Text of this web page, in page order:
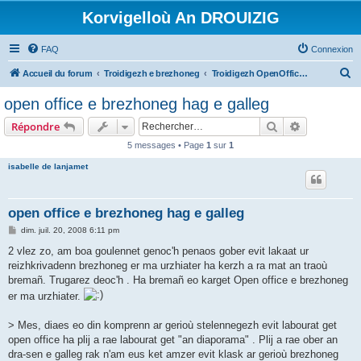
Korvigelloù An DROUIZIG
FAQ Connexion
Accueil du forum Troidigezh e brezhoneg Troidigezh OpenOffice.org e brezhoneg (1.1.x, 2.x ha 3.x)
open office e brezhoneg hag e galleg
Répondre Rechercher
5 messages • Page 1 sur 1
isabelle de lanjamet
open office e brezhoneg hag e galleg
M
s
a
g
dim. juil. 20, 2008 6:11 pm
2 vlez zo, am boa goulennet genoc'h penaos gober evit lakaat ur
reizhkrivadenn brezhoneg er ma urzhiater ha kerzh a ra mat an traoù
bremañ. Trugarez deoc'h . Ha bremañ eo karget Open office e brezhoneg
er ma urzhiater.
> Mes, diaes eo din komprenn ar gerioù stelennegezh evit labourat get
open office ha plij a rae labourat get "an diaporama" . Plij a rae ober an
dra-sen e galleg rak n'am eus ket amzer evit klask ar gerioù brezhoneg